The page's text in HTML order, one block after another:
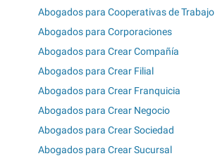
Abogados para Cooperativas de Trabajo
Abogados para Corporaciones
Abogados para Crear Compañía
Abogados para Crear Filial
Abogados para Crear Franquicia
Abogados para Crear Negocio
Abogados para Crear Sociedad
Abogados para Crear Sucursal